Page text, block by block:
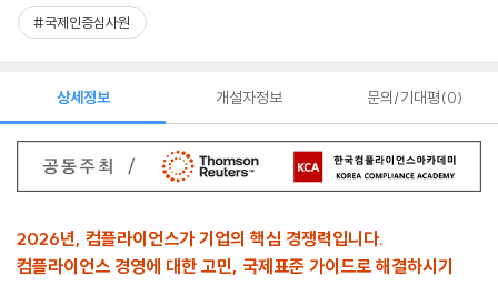
#국제인증심사원
상세정보
2026년, 컴플라이언스가 기업의 핵심 경쟁력입니다.
컴플라이언스 경영에 대한 고민, 국제표준 가이드로 해결하시기
개설자정보 문의/기대평 0